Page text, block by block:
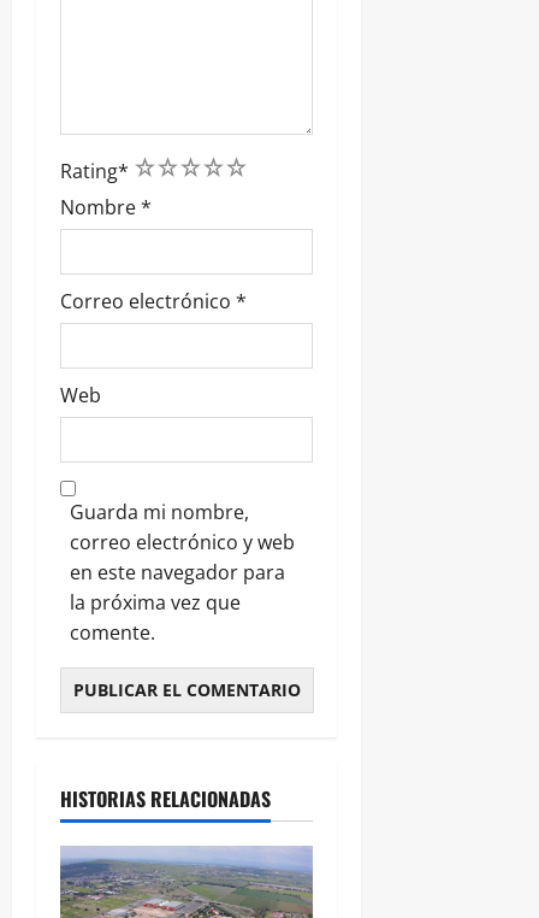
Rating* 5
4
3
2
1
Nombre*
Correo electrónico *
Web
Guarda mi nombre,
correo electrónico y web
en este navegador para
la próxima vez que
comente.
HISTORIAS RELACIONADAS